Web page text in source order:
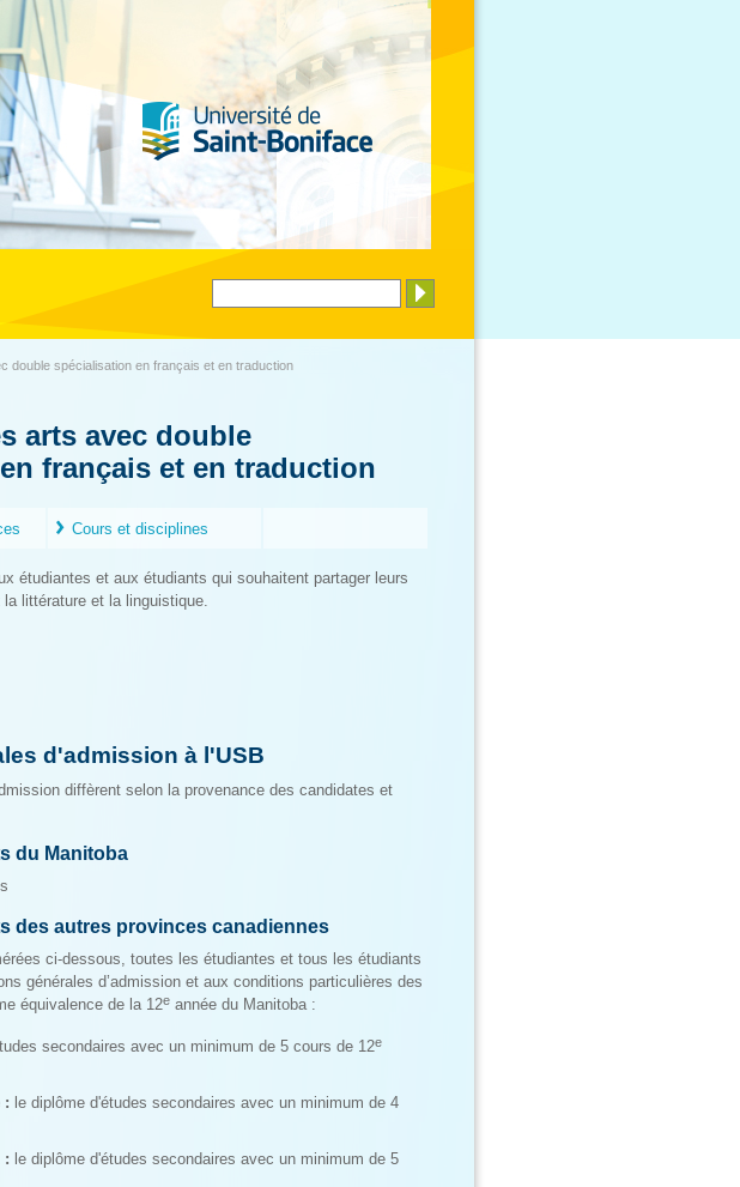
double spécialisation en français et en traduction
arts avec double
français et en traduction
Cours et disciplines
étudiantes et aux étudiants qui souhaitent partager leurs
littérature et la linguistique.
d'admission à l'USB
diffèrent selon la provenance des candidates et
du Manitoba
des autres provinces canadiennes
ci-dessous, toutes les étudiantes et tous les étudiants
générales d’admission et aux conditions particulières des
équivalence de la 12e année du Manitoba :
secondaires avec un minimum de 5 cours de 12e
: le diplôme d'études secondaires avec un minimum de 4
: le diplôme d'études secondaires avec un minimum de 5